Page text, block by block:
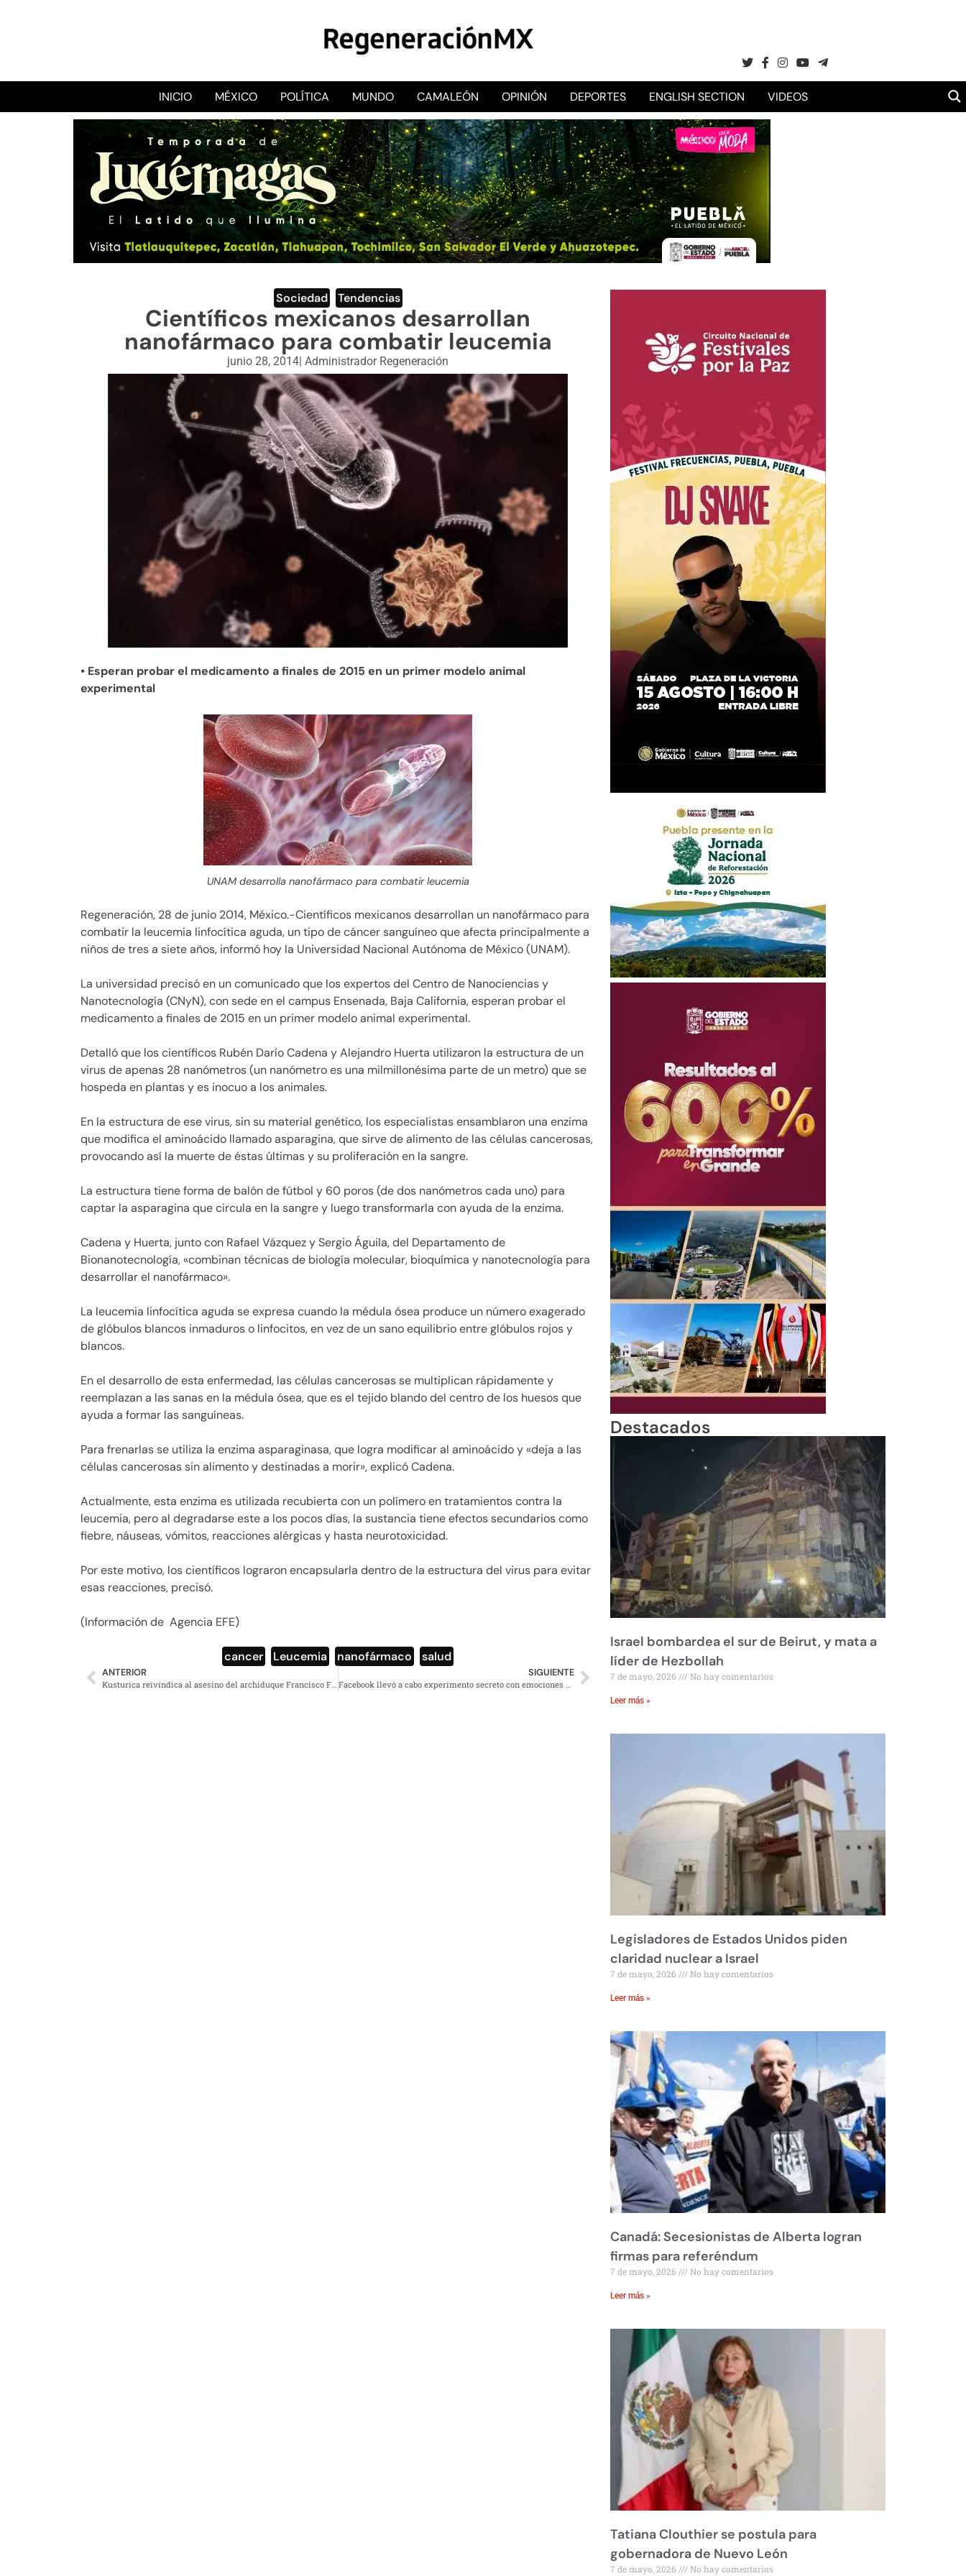
RegeneraciónMX
Sitio de noticias libre e independiente
INICIO MÉXICO POLÍTICA MUNDO CAMALEÓN OPINIÓN DEPORTES ENGLISH SECTION VIDEOS
Sociedad Tendencias
Científicos mexicanos desarrollan
nanofármaco para combatir leucemia
junio 28, 2014 Administrador Regeneración
• Esperan probar el medicamento a finales de 2015 en un primer modelo animal
experimental
UNAM desarrolla nanofármaco para combatir leucemia
Regeneración, 28 de junio 2014, México.-Científicos mexicanos desarrollan un nanofármaco para
combatir la leucemia linfocítica aguda, un tipo de cáncer sanguíneo que afecta principalmente a
niños de tres a siete años, informó hoy la Universidad Nacional Autónoma de México (UNAM).
La universidad precisó en un comunicado que los expertos del Centro de Nanociencias y
Nanotecnología (CNyN), con sede en el campus Ensenada, Baja California, esperan probar el
medicamento a finales de 2015 en un primer modelo animal experimental.
Detalló que los científicos Rubén Darío Cadena y Alejandro Huerta utilizaron la estructura de un
virus de apenas 28 nanómetros (un nanómetro es una milmillonésima parte de un metro) que se
hospeda en plantas y es inocuo a los animales.
En la estructura de ese virus, sin su material genético, los especialistas ensamblaron una enzima
que modifica el aminoácido llamado asparagina, que sirve de alimento de las células cancerosas,
provocando así la muerte de éstas últimas y su proliferación en la sangre.
La estructura tiene forma de balón de fútbol y 60 poros (de dos nanómetros cada uno) para
captar la asparagina que circula en la sangre y luego transformarla con ayuda de la enzima.
Cadena y Huerta, junto con Rafael Vázquez y Sergio Águila, del Departamento de
Bionanotecnología, «combinan técnicas de biología molecular, bioquímica y nanotecnología para
desarrollar el nanofármaco».
La leucemia linfocítica aguda se expresa cuando la médula ósea produce un número exagerado
de glóbulos blancos inmaduros o linfocitos, en vez de un sano equilibrio entre glóbulos rojos y
blancos.
En el desarrollo de esta enfermedad, las células cancerosas se multiplican rápidamente y
reemplazan a las sanas en la médula ósea, que es el tejido blando del centro de los huesos que
ayuda a formar las sanguíneas.
Para frenarlas se utiliza la enzima asparaginasa, que logra modificar al aminoácido y «deja a las
células cancerosas sin alimento y destinadas a morir», explicó Cadena.
Actualmente, esta enzima es utilizada recubierta con un polímero en tratamientos contra la
leucemia, pero al degradarse este a los pocos días, la sustancia tiene efectos secundarios como
fiebre, náuseas, vómitos, reacciones alérgicas y hasta neurotoxicidad.
Por este motivo, los científicos lograron encapsularla dentro de la estructura del virus para evitar
esas reacciones, precisó.
(Información de Agencia EFE)
cancer Leucemia nanofármaco salud
ANTERIOR SIGUIENTE
Destacados
Israel bombardea el sur de Beirut, y mata a
líder de Hezbollah
7 de mayo, 2026 No hay comentarios
Leer más »
Legisladores de Estados Unidos piden
claridad nuclear a Israel
7 de mayo, 2026 No hay comentarios
Leer más »
Canadá: Secesionistas de Alberta logran
firmas para referéndum
7 de mayo, 2026 No hay comentarios
Leer más »
Tatiana Clouthier se postula para
gobernadora de Nuevo León
7 de mayo, 2026 No hay comentarios